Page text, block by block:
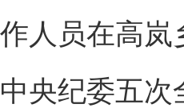
人员在高
纪委五次